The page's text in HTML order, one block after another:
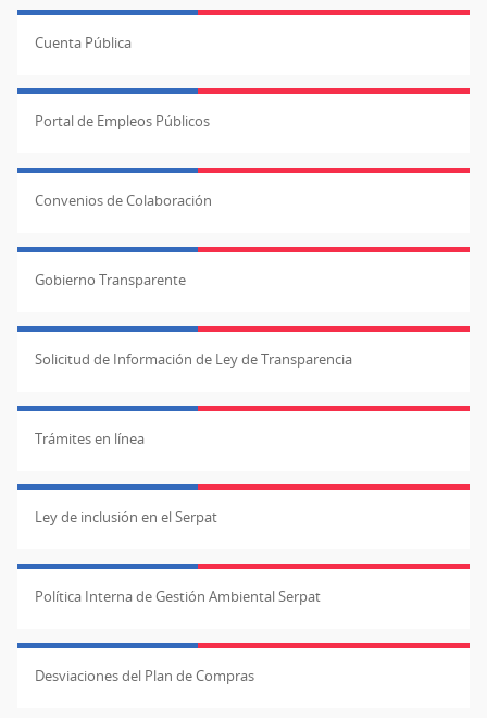
Cuenta Pública
Portal de Empleos Públicos
Convenios de Colaboración
Gobierno Transparente
Solicitud de Información de Ley de Transparencia
Trámites en línea
Ley de inclusión en el Serpat
Política Interna de Gestión Ambiental Serpat
Desviaciones del Plan de Compras